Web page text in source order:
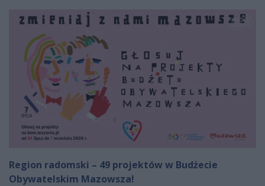
Region radomski – 49 projektów w Budżecie
Obywatelskim Mazowsza!